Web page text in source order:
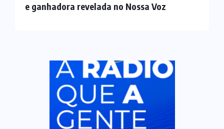
e ganhadora revelada no Nossa Voz